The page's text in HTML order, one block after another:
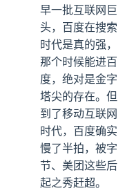
早一批互联网巨
头，百度在搜索
时代是真的强，
那个时候能进百
度，绝对是金字
塔尖的存在。但
到了移动互联网
时代，百度确实
慢了半拍，被字
节、美团这些后
起之秀赶超。